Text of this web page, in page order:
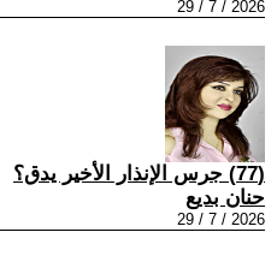
2026 / 7 / 29
(77) جرس الإنذار الأخير يدق؟
حنان بديع
2026 / 7 / 29